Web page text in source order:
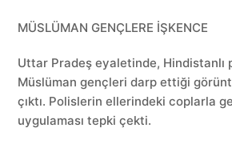
MÜSLÜMAN GENÇLERE İŞKENCE
Uttar Pradeş eyaletinde, Hindistanlı
Müslüman gençleri darp ettiği
çıktı. Polislerin ellerindeki coplarla
uygulaması tepki çekti.